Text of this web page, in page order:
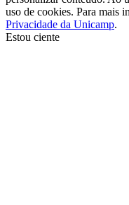
uso de cookies. Para mais
Privacidade da Unicamp.
Estou ciente